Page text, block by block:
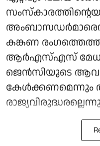
കങ്കണ
ആർഎസ്എസ്
ജെൻസിയുടെ
കേൾക്കണമെന്നും